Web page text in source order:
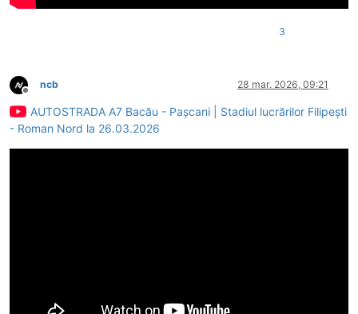
3
Deconectat
ncb 28 mar. 2026, 09:21
AUTOSTRADA A7 Bacău - Pașcani | Stadiul lucrărilor Filipești
- Roman Nord la 26.03.2026